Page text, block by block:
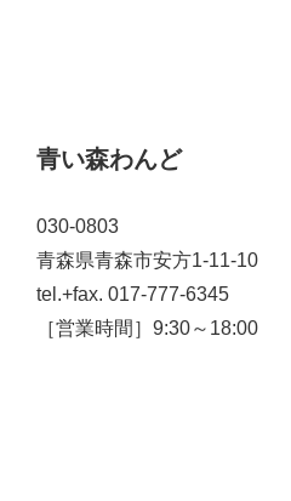
青い森わんど
030-0803
青森県青森市安方1-11-10
tel.+fax. 017-777-6345
［営業時間］9:30～18:00